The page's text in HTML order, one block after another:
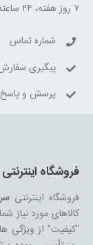
۷ روز هفته، ۲۴ ساعته پاسخگوی شما هستیم.
شماره تماس
پیگیری
پرسش و پاسخ
فروشگاه
فروشگاه اینترنتی
کالاهای مورد نیاز
"کیفیت" از ویژگی